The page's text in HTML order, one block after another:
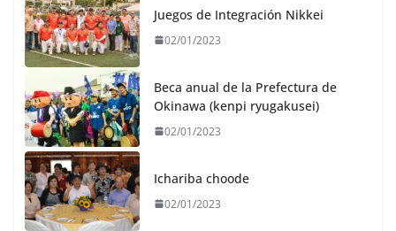
Juegos de Integración Nikkei
02/01/2023
Beca anual de la Prefectura de
Okinawa (kenpi ryugakusei)
02/01/2023
Ichariba choode
02/01/2023